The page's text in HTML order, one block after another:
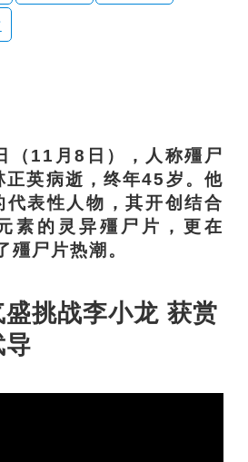
11月8日），人称殭尸
正英病逝，终年45岁。他
代表性人物，其开创结合
素的灵异殭尸片，更在
殭尸片热潮。
挑战李小龙 获赏
导